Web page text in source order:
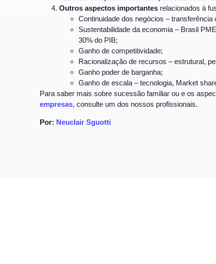
Outros aspectos importantes relacionados à
Continuidade dos negócios – transferência
Sustentabilidade da economia – Brasil
30% do PIB;
Ganho de competitividade;
Racionalização de recursos – estrutural,
Ganho poder de barganha;
Ganho de escala – tecnologia, Market
Para saber mais sobre sucessão familiar ou e os
empresas, consulte um dos nossos profissionais.
Por: Neuclair Sguotti